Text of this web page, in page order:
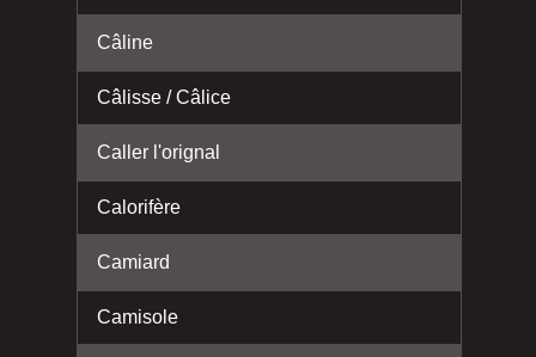
Câline
Câlisse / Câlice
Caller l'orignal
Calorifère
Camiard
Camisole